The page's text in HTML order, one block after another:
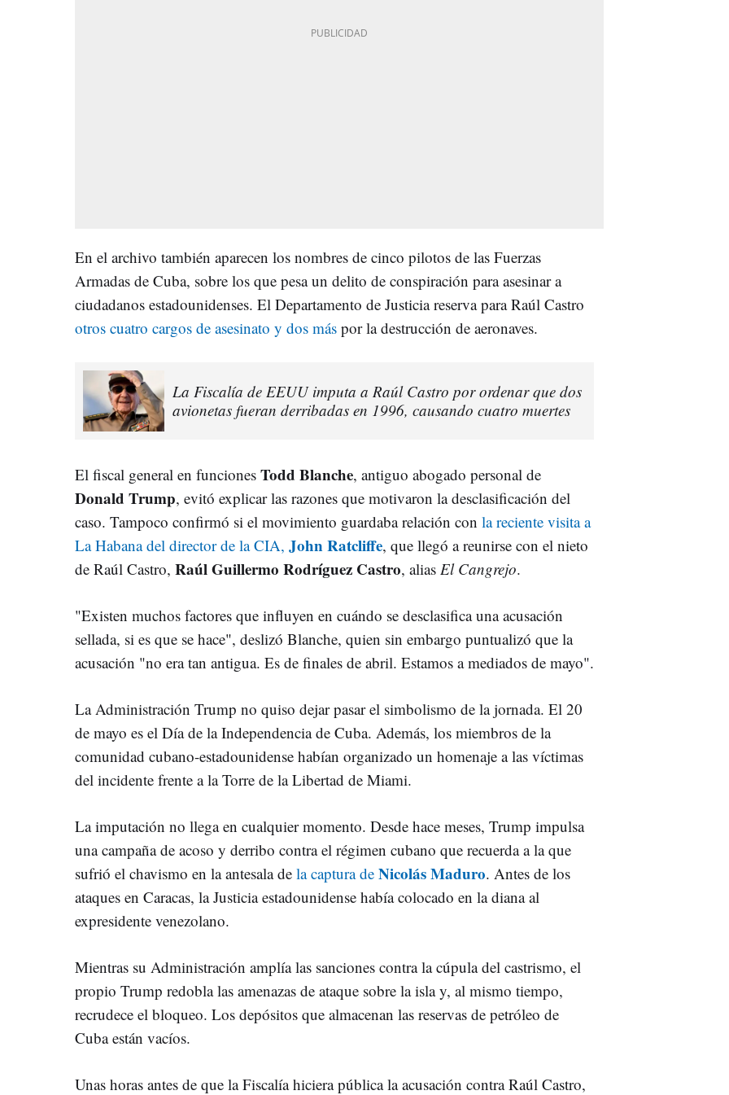
En el archivo también aparecen los nombres de cinco pilotos de las Fuerzas
Armadas de Cuba, sobre los que pesa un delito de conspiración para asesinar a
ciudadanos estadounidenses. El Departamento de Justicia reserva para Raúl Castro
otros cuatro cargos de asesinato y dos más por la destrucción de aeronaves.
La Fiscalía de EEUU imputa a Raúl Castro por ordenar que dos
avionetas fueran derribadas en 1996, causando cuatro muertes
El fiscal general en funciones Todd Blanche, antiguo abogado personal de
Donald Trump, evitó explicar las razones que motivaron la desclasificación del
caso. Tampoco confirmó si el movimiento guardaba relación con la reciente visita a
La Habana del director de la CIA, John Ratcliffe, que llegó a reunirse con el nieto
de Raúl Castro, Raúl Guillermo Rodríguez Castro, alias El Cangrejo.
"Existen muchos factores que influyen en cuándo se desclasifica una acusación
sellada, si es que se hace", deslizó Blanche, quien sin embargo puntualizó que la
acusación "no era tan antigua. Es de finales de abril. Estamos a mediados de mayo".
La Administración Trump no quiso dejar pasar el simbolismo de la jornada. El 20
de mayo es el Día de la Independencia de Cuba. Además, los miembros de la
comunidad cubano-estadounidense habían organizado un homenaje a las víctimas
del incidente frente a la Torre de la Libertad de Miami.
La imputación no llega en cualquier momento. Desde hace meses, Trump impulsa
una campaña de acoso y derribo contra el régimen cubano que recuerda a la que
sufrió el chavismo en la antesala de la captura de Nicolás Maduro. Antes de los
ataques en Caracas, la Justicia estadounidense había colocado en la diana al
expresidente venezolano.
Mientras su Administración amplía las sanciones contra la cúpula del castrismo, el
propio Trump redobla las amenazas de ataque sobre la isla y, al mismo tiempo,
recrudece el bloqueo. Los depósitos que almacenan las reservas de petróleo de
Cuba están vacíos.
Unas horas antes de que la Fiscalía hiciera pública la acusación contra Raúl Castro,